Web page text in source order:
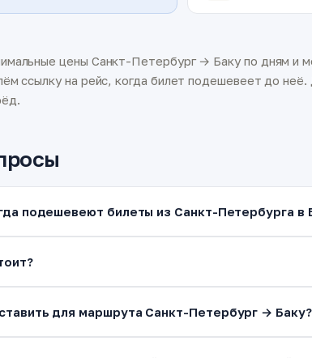
цены Санкт-Петербург → Баку по дням и
ссылку на рейс, когда билет подешевеет до
подешевеют билеты из Санкт-Петербурга в
для маршрута Санкт-Петербург → Баку?